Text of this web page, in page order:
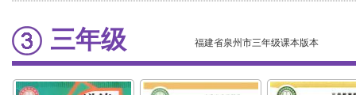
三年级 福建省泉州市三年级课本版本